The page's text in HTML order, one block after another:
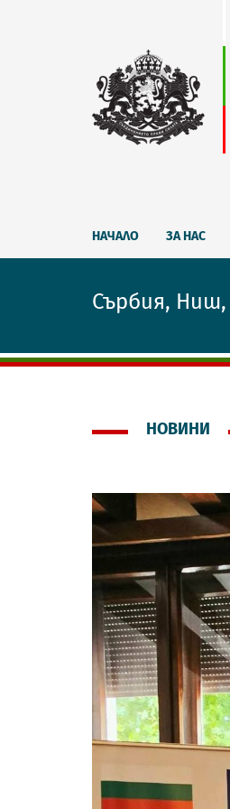
НАЧАЛО ЗА НАС
Сърбия, Ниш,
НОВИНИ